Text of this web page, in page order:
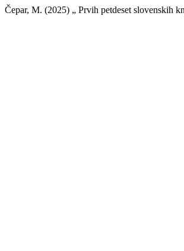
Čepar, M. (2025) „ Prvih petdeset slovenskih